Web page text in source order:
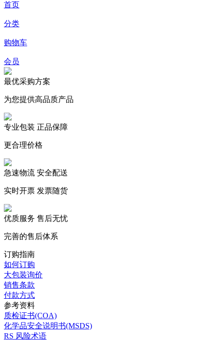
首页
分类
购物车
会员
最优采购方案
为您提供高品质产品
专业包装 正品保障
更合理价格
急速物流 安全配送
实时开票 发票随货
优质服务 售后无忧
完善的售后体系
订购指南
如何订购
大包装询价
销售条款
付款方式
参考资料
质检证书(COA)
化学品安全说明书(MSDS)
RS 风险术语